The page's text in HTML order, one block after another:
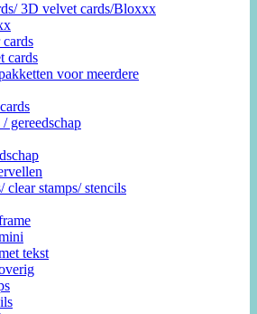
3D velvet cards/Bloxxx
cards
cards
voor meerdere
gereedschap
clear stamps/ stencils
tekst